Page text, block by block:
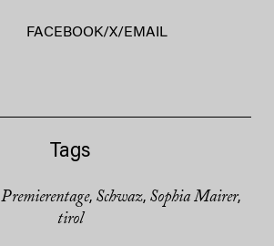
FACEBOOK/X/ EMAIL
Tags
Premierentage, Schwaz, Sophia Mairer,
tirol